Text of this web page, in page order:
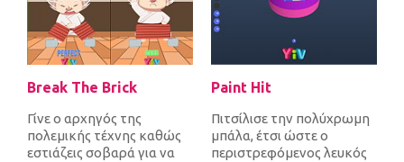
Break The Brick
Γίνε ο αρχηγός της
πολεμικής τέχνης καθώς
εστιάζεις σοβαρά για να
Paint Hit
Πιτσίλισε την πολύχρωμη
μπάλα, έτσι ώστε ο
περιστρεφόμενος λευκός